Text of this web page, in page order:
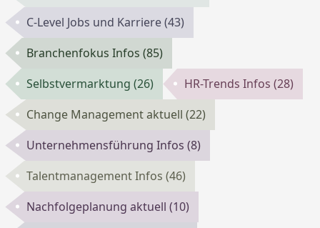
C-Level Jobs und Karriere(43)
Branchenfokus Infos(85)
Selbstvermarktung(26) HR-Trends Infos(28)
Change Management aktuell(22)
Unternehmensführung Infos(8)
Talentmanagement Infos(46)
Nachfolgeplanung aktuell(10)